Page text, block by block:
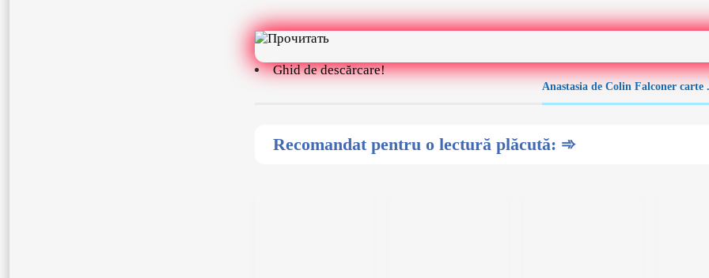
Ghid de descărcare!
Anastasia de Colin Falconer carte
Recomandat pentru o lectură plăcută: ➾